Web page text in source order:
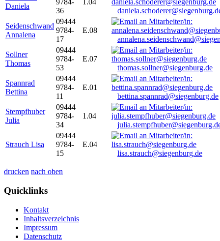
Daniela
9784-
36
1.04
Seidenschwand
Annalena
09444
9784-
17
E.08
Sollner
Thomas
09444
9784-
53
E.07
thomas.sollner@siegenburg.de
Spannrad
Bettina
09444
9784-
11
E.01
bettina.spannrad@siegenburg.de
Stempfhuber
Julia
09444
9784-
34
1.04
Strauch Lisa
09444
9784-
15
E.04
lisa.strauch@siegenburg.de
drucken nach oben
Quicklinks
Kontakt
Inhaltsverzeichnis
Impressum
Datenschutz